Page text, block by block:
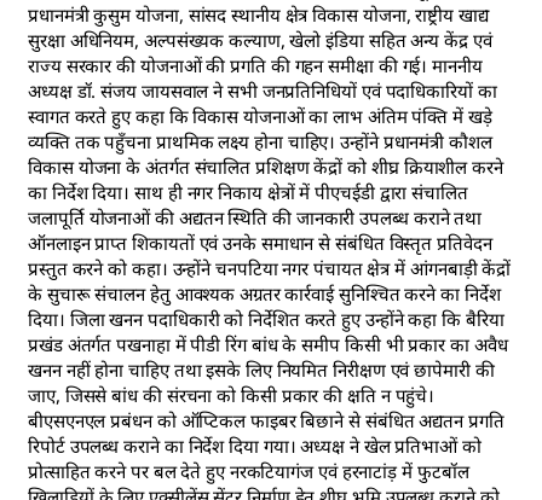
प्रधानमंत्री कुसुम योजना, सांसद स्थानीय क्षेत्र विकास योजना, राष्ट्रीय खाद्य
सुरक्षा अधिनियम, अल्पसंख्यक कल्याण, खेलो इंडिया सहित अन्य केंद्र एवं
राज्य सरकार की योजनाओं की प्रगति की गहन समीक्षा की गई। माननीय
अध्यक्ष डॉ. संजय जायसवाल ने सभी जनप्रतिनिधियों एवं पदाधिकारियों का
स्वागत करते हुए कहा कि विकास योजनाओं का लाभ अंतिम पंक्ति में खड़े
व्यक्ति तक पहुँचना प्राथमिक लक्ष्य होना चाहिए। उन्होंने प्रधानमंत्री कौशल
विकास योजना के अंतर्गत संचालित प्रशिक्षण केंद्रों को शीघ्र क्रियाशील करने
का निर्देश दिया। साथ ही नगर निकाय क्षेत्रों में पीएचईडी द्वारा संचालित
जलापूर्ति योजनाओं की अद्यतन स्थिति की जानकारी उपलब्ध कराने तथा
ऑनलाइन प्राप्त शिकायतों एवं उनके समाधान से संबंधित विस्तृत प्रतिवेदन
प्रस्तुत करने को कहा। उन्होंने चनपटिया नगर पंचायत क्षेत्र में आंगनबाड़ी केंद्रों
के सुचारू संचालन हेतु आवश्यक अग्रतर कार्रवाई सुनिश्चित करने का निर्देश
दिया। जिला खनन पदाधिकारी को निर्देशित करते हुए उन्होंने कहा कि बैरिया
प्रखंड अंतर्गत पखनाहा में पीडी रिंग बांध के समीप किसी भी प्रकार का अवैध
खनन नहीं होना चाहिए तथा इसके लिए नियमित निरीक्षण एवं छापेमारी की
जाए, जिससे बांध की संरचना को किसी प्रकार की क्षति न पहुंचे।
बीएसएनएल प्रबंधन को ऑप्टिकल फाइबर बिछाने से संबंधित अद्यतन प्रगति
रिपोर्ट उपलब्ध कराने का निर्देश दिया गया। अध्यक्ष ने खेल प्रतिभाओं को
प्रोत्साहित करने पर बल देते हुए नरकटियागंज एवं हरनाटांड़ में फुटबॉल